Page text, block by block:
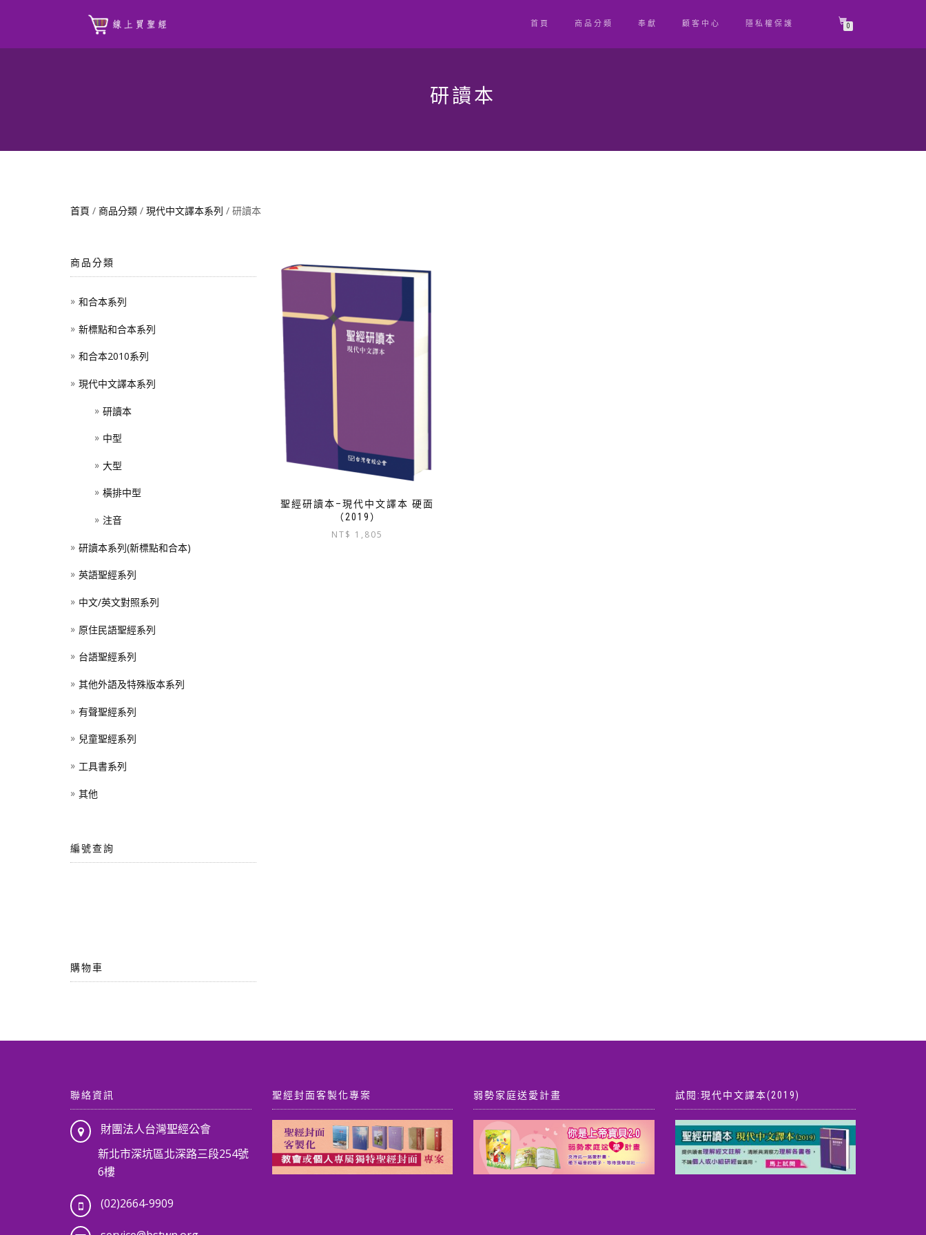
首頁 商品分類 奉獻 顧客中心 隱私權保護 0
研讀本
首頁 / 商品分類 / 現代中文譯本系列 / 研讀本
聖經研讀本–現代中文譯本 硬面
（2019）
NT$ 1,805
商品分類
和合本系列
新標點和合本系列
和合本2010系列
現代中文譯本系列
研讀本
中型
大型
橫排中型
注音
研讀本系列(新標點和合本)
英語聖經系列
中文/英文對照系列
原住民語聖經系列
台語聖經系列
其他外語及特殊版本系列
有聲聖經系列
兒童聖經系列
工具書系列
其他
編號查詢
購物車
聯絡資訊
財團法人台灣聖經公會
新北市深坑區北深路三段254號
6樓
(02)2664-9909
聖經封面客製化專案 弱勢家庭送愛計畫 試閱:現代中文譯本(2019)